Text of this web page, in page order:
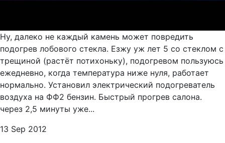
Ну, далеко не каждый камень может повредить
подогрев лобового стекла. Езжу уж лет 5 со стеклом с
трещиной (растёт потихоньку), подогревом пользуюсь
ежедневно, когда температура ниже нуля, работает
нормально. Установил электрический подогреватель
воздуха на ФФ2 бензин. Быстрый прогрев салона.
через 2,5 минуты уже...
13 Sep 2012